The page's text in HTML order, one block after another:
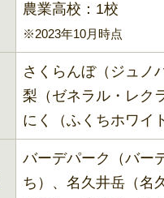
農業高校：1校
※2023年10月時点
さくらんぼ（ジュノ
梨（ゼネラル・レク
にく（ふくちホワイ
バーデパーク（バー
ち）、名久井岳（名